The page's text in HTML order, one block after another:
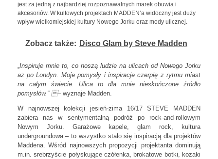
jest za jedną z najbardziej rozpoznawalnych marek obuwia i
akcesoriów. W kultowych projektach MADDEN’a widoczny jest duży
wpływ wielkomiejskiej kultury Nowego Jorku oraz mody ulicznej.
Zobacz także: Disco Glam by Steve Madden
„Inspiruje mnie to, co noszą ludzie na ulicach od Nowego Jorku
aż po Londyn. Moje pomysły i inspiracje czerpię z rytmu miast
na całym świecie. Ulica to dla mnie nieskończone źródło
pomysłów.” – wyznaje Madden.
W najnowszej kolekcji jesień-zima 16/17 STEVE MADDEN
zabiera nas w sentymentalną podróż po rock-and-rollowym
Nowym Jorku. Garażowe kapele, glam rock, kultura
undergroundowa – to wszystko stało się inspiracją dla projektów
Maddena. Wśród najnowszych propozycji projektanta dominują
m.in. srebrzyście połyskujące czółenka, brokatowe botki, kozaki